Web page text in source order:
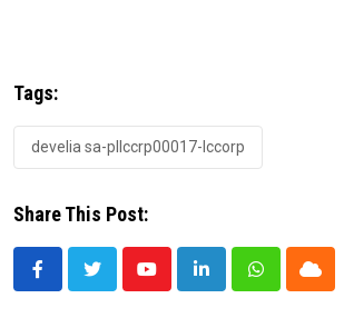
Tags:
develia sa-pllccrp00017-lccorp
Share This Post:
YoutubeLinkedInWhatsappCloud